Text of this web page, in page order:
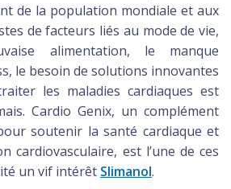
de la population mondiale et aux
de facteurs liés au mode de vie,
alimentation, le manque
le besoin de solutions innovantes
les maladies cardiaques est
Cardio Genix, un complément
soutenir la santé cardiaque et
cardiovasculaire, est l’une de ces
un vif intérêt Slimanol.